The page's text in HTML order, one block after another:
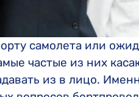
самолета или
частые из них
из в лицо.